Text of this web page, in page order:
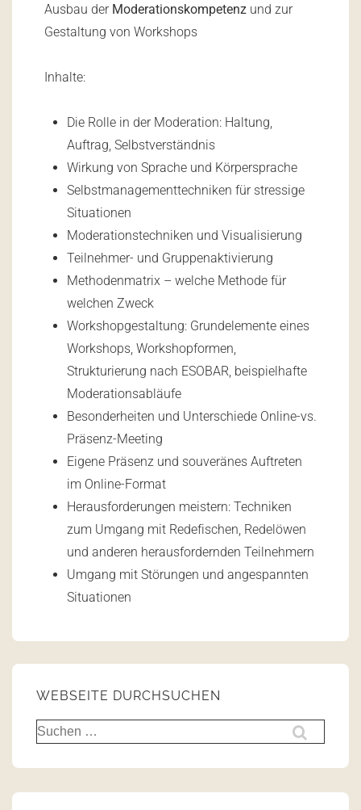
Ausbau der Moderationskompetenz und zur
Gestaltung von Workshops
Inhalte:
Die Rolle in der Moderation: Haltung,
Auftrag, Selbstverständnis
Wirkung von Sprache und Körpersprache
Selbstmanagementtechniken für stressige
Situationen
Moderationstechniken und Visualisierung
Teilnehmer- und Gruppenaktivierung
Methodenmatrix – welche Methode für
welchen Zweck
Workshopgestaltung: Grundelemente eines
Workshops, Workshopformen,
Strukturierung nach ESOBAR, beispielhafte
Moderationsabläufe
Besonderheiten und Unterschiede Online-vs.
Präsenz-Meeting
Eigene Präsenz und souveränes Auftreten
im Online-Format
Herausforderungen meistern: Techniken
zum Umgang mit Redefischen, Redelöwen
und anderen herausfordernden Teilnehmern
Umgang mit Störungen und angespannten
Situationen
WEBSEITE DURCHSUCHEN